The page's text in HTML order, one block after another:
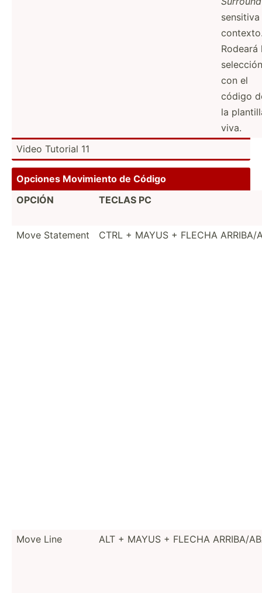
sensitiva
Rodeará
selección
con el
código
la
viva.
Video Tutorial 11
Opciones Movimiento de Código
OPCIÓN
TECLAS PC
Move Statement CTRL + MAYUS + FLECHA ARRIBA/
Move Line ALT + MAYUS + FLECHA ARRIBA­/